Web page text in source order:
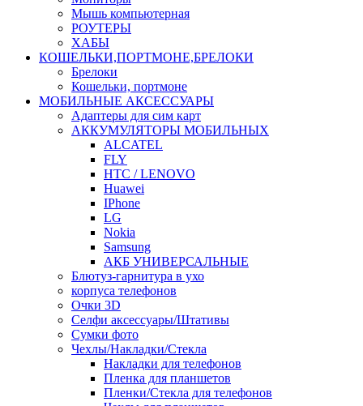
Мышь компьютерная
РОУТЕРЫ
ХАБЫ
КОШЕЛЬКИ,ПОРТМОНЕ,БРЕЛОКИ
Брелоки
Кошельки, портмоне
МОБИЛЬНЫЕ АКСЕССУАРЫ
Адаптеры для сим карт
АККУМУЛЯТОРЫ МОБИЛЬНЫХ
ALCATEL
FLY
HTC / LENOVO
Huawei
IPhone
LG
Nokia
Samsung
АКБ УНИВЕРСАЛЬНЫЕ
Блютуз-гарнитура в ухо
корпуса телефонов
Очки 3D
Селфи аксессуары/Штативы
Сумки фото
Чехлы/Накладки/Стекла
Накладки для телефонов
Пленка для планшетов
Пленки/Стекла для телефонов